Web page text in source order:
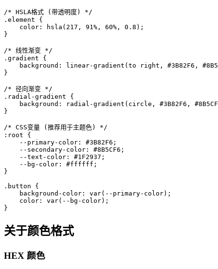
/* HSLA格式 (带透明度) */
.element {
    color: hsla(217, 91%, 60%, 0.8);
}
/* 线性渐变 */
.gradient {
background: linear-gradient(to right, #3B82F6,
}
/* 径向渐变 */
.radial-gradient {
background: radial-gradient(circle, #3B82F6,
}
/* CSS变量 (推荐用于主题色) */
:root {
    --primary-color: #3B82F6;
    --secondary-color: #8B5CF6;
    --text-color: #1F2937;
    --bg-color: #ffffff;
}
.button {
    background-color: var(--primary-color);
    color: var(--bg-color);
}
关于颜色格式
HEX 颜色